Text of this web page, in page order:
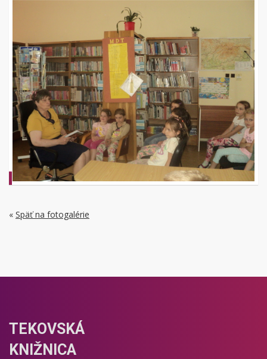
« Späť na fotogalérie
TEKOVSKÁ
KNIŽNICA